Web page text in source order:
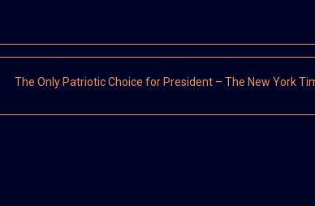
The Only Patriotic Choice for President – The New York